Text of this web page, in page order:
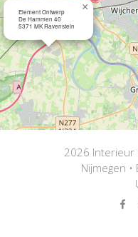
Element Ontwerp
De Hammen 40
5371 MK Ravenstein
×
2026 Interieur
Nijmegen •